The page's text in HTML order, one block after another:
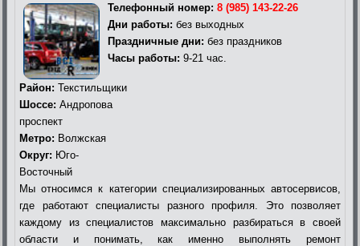
Телефонный номер: 8 (985) 143-22-26
Дни работы: без выходных
Праздничные дни: без праздников
Часы работы: 9-21 час.
Район: Текстильщики
Шоссе: Андропова
проспект
Метро: Волжская
Округ: Юго-
Восточный
Мы относимся к категории специализированных автосервисов,
где работают специалисты разного профиля. Это позволяет
каждому из специалистов максимально разбираться в своей
области и понимать, как именно выполнять ремонт